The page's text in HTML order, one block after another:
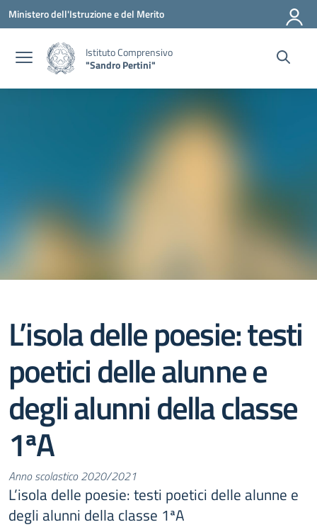
Vai ai contenuti
Vai al menu di navigazione
Vai al footer
Ministero dell'Istruzione e del Merito
Istituto Comprensivo
"Sandro Pertini"
L’isola delle poesie: testi
poetici delle alunne e
degli alunni della classe
1ªA
Anno scolastico 2020/2021
L’isola delle poesie: testi poetici delle alunne e
degli alunni della classe 1ªA